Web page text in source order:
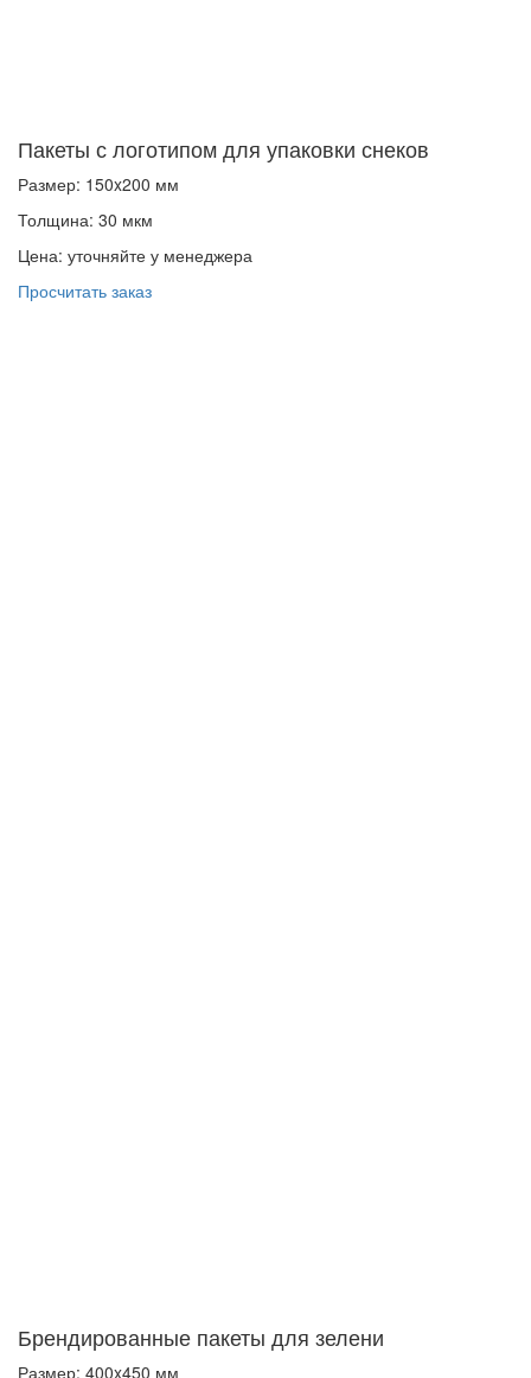
Пакеты с логотипом для упаковки снеков
Размер: 150x200 мм
Толщина: 30 мкм
Цена: уточняйте у менеджера
Просчитать заказ
Брендированные пакеты для зелени
Размер: 400x450 мм